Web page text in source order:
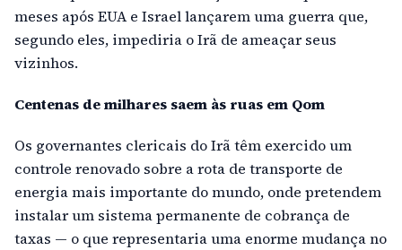
meses após EUA e Israel lançarem uma guerra que,
segundo eles, impediria o Irã de ameaçar seus
vizinhos.
Centenas de milhares saem às ruas em Qom
Os governantes clericais do Irã têm exercido um
controle renovado sobre a rota de transporte de
energia mais importante do mundo, onde pretendem
instalar um sistema permanente de cobrança de
taxas — o que representaria uma enorme mudança no